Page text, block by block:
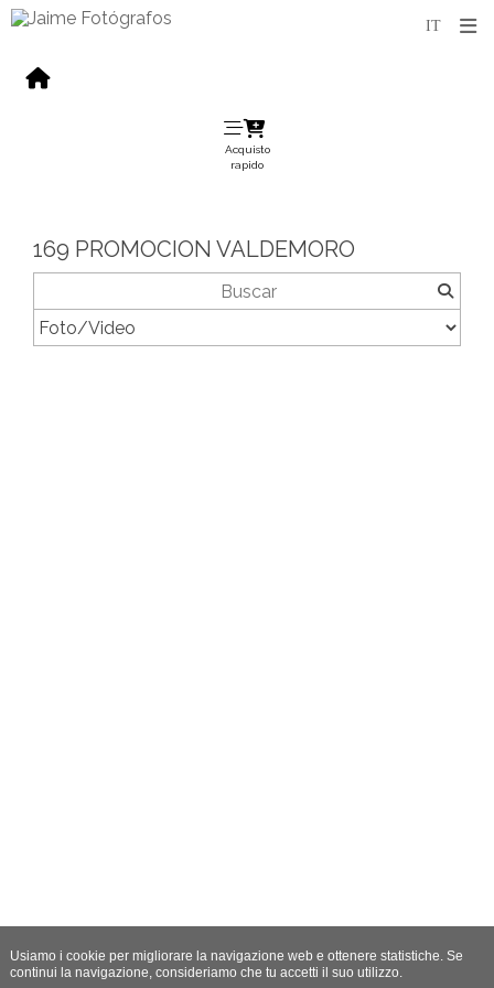
Acquisto
rapido
169 PROMOCION VALDEMORO
Usiamo i cookie per migliorare la navigazione web e ottenere statistiche. Se
continui la navigazione, consideriamo che tu accetti il suo utilizzo.